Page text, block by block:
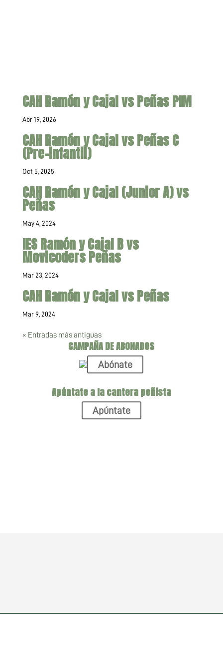
CAH Ramón y Cajal vs Peñas PIM
Abr 19, 2026
CAH Ramón y Cajal vs Peñas C
(Pre-infantil)
Oct 5, 2025
CAH Ramón y Cajal (Junior A) vs
Peñas
May 4, 2024
IES Ramón y Cajal B vs
Movicoders Peñas
Mar 23, 2024
CAH Ramón y Cajal vs Peñas
Mar 9, 2024
« Entradas más antiguas
CAMPAÑA DE ABONADOS
Abónate
Apúntate a la cantera peñista
Apúntate